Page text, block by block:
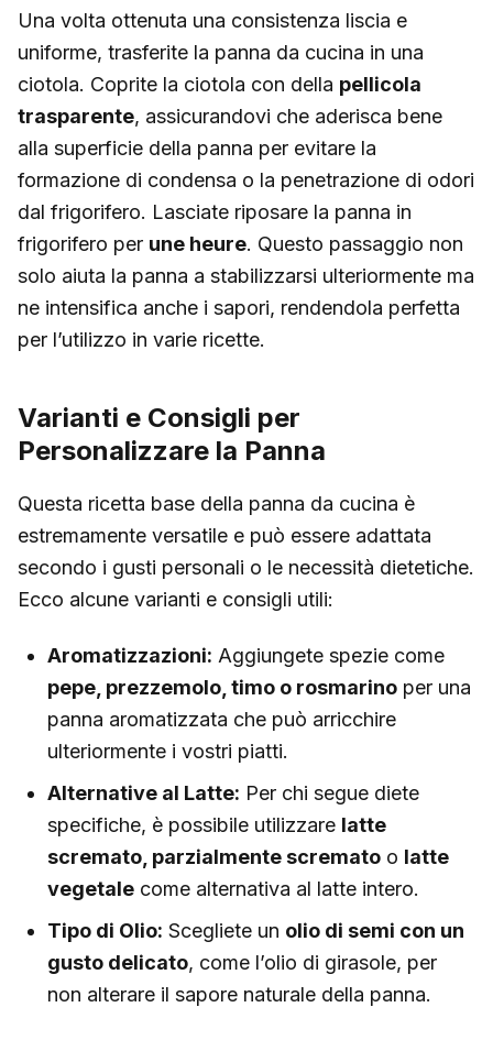
Una volta ottenuta una consistenza liscia e
uniforme, trasferite la panna da cucina in una
ciotola. Coprite la ciotola con della pellicola
trasparente, assicurandovi che aderisca bene
alla superficie della panna per evitare la
formazione di condensa o la penetrazione di odori
dal frigorifero. Lasciate riposare la panna in
frigorifero per une heure. Questo passaggio non
solo aiuta la panna a stabilizzarsi ulteriormente ma
ne intensifica anche i sapori, rendendola perfetta
per l’utilizzo in varie ricette.
Varianti e Consigli per
Personalizzare la Panna
Questa ricetta base della panna da cucina è
estremamente versatile e può essere adattata
secondo i gusti personali o le necessità dietetiche.
Ecco alcune varianti e consigli utili:
Aromatizzazioni: Aggiungete spezie come
pepe, prezzemolo, timo o rosmarino per una
panna aromatizzata che può arricchire
ulteriormente i vostri piatti.
Alternative al Latte: Per chi segue diete
specifiche, è possibile utilizzare latte
scremato, parzialmente scremato o latte
vegetale come alternativa al latte intero.
Tipo di Olio: Scegliete un olio di semi con un
gusto delicato, come l’olio di girasole, per
non alterare il sapore naturale della panna.